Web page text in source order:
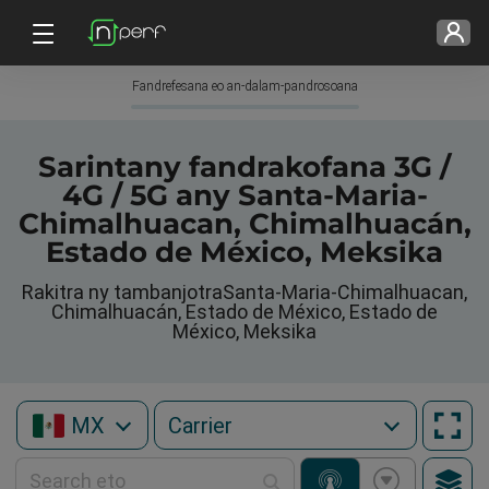
Fandrefesana eo an-dalam-pandrosoana
Sarintany fandrakofana 3G /
4G / 5G any Santa-Maria-
Chimalhuacan, Chimalhuacán,
Estado de México, Meksika
Rakitra ny tambanjotraSanta-Maria-Chimalhuacan,
Chimalhuacán, Estado de México, Estado de
México, Meksika
MX